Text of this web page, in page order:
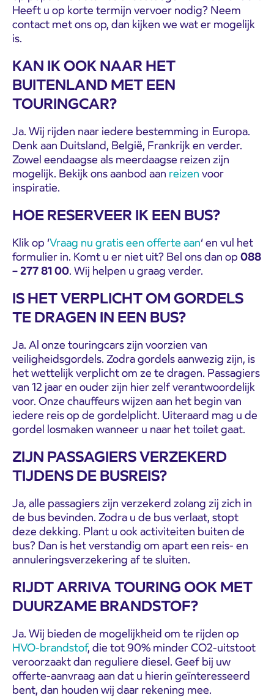
Heeft u op korte termijn vervoer nodig? Neem
contact met ons op, dan kijken we wat er mogelijk
is.
KAN IK OOK NAAR HET
BUITENLAND MET EEN
TOURINGCAR?
Ja. Wij rijden naar iedere bestemming in Europa.
Denk aan Duitsland, België, Frankrijk en verder.
Zowel eendaagse als meerdaagse reizen zijn
mogelijk. Bekijk ons aanbod aan reizen voor
inspiratie.
HOE RESERVEER IK EEN BUS?
Klik op ‘Vraag nu gratis een offerte aan‘ en vul het
formulier in. Komt u er niet uit? Bel ons dan op 088
– 277 81 00. Wij helpen u graag verder.
IS HET VERPLICHT OM GORDELS
TE DRAGEN IN EEN BUS?
Ja. Al onze touringcars zijn voorzien van
veiligheidsgordels. Zodra gordels aanwezig zijn, is
het wettelijk verplicht om ze te dragen. Passagiers
van 12 jaar en ouder zijn hier zelf verantwoordelijk
voor. Onze chauffeurs wijzen aan het begin van
iedere reis op de gordelplicht. Uiteraard mag u de
gordel losmaken wanneer u naar het toilet gaat.
ZIJN PASSAGIERS VERZEKERD
TIJDENS DE BUSREIS?
Ja, alle passagiers zijn verzekerd zolang zij zich in
de bus bevinden. Zodra u de bus verlaat, stopt
deze dekking. Plant u ook activiteiten buiten de
bus? Dan is het verstandig om apart een reis- en
annuleringsverzekering af te sluiten.
RIJDT ARRIVA TOURING OOK MET
DUURZAME BRANDSTOF?
Ja. Wij bieden de mogelijkheid om te rijden op
HVO-brandstof, die tot 90% minder CO2-uitstoot
veroorzaakt dan reguliere diesel. Geef bij uw
offerte-aanvraag aan dat u hierin geïnteresseerd
bent, dan houden wij daar rekening mee.